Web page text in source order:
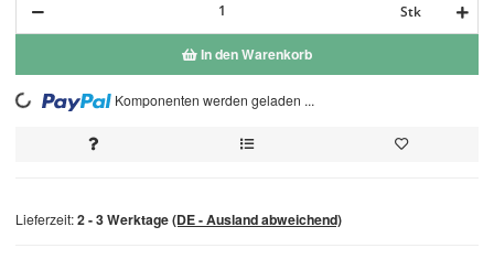
Stk
In den Warenkorb
Loading... Komponenten werden geladen ...
Lieferzeit:2 - 3 Werktage(DE - Ausland abweichend)